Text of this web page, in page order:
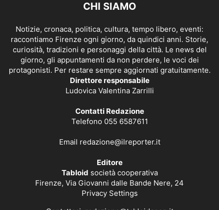
CHI SIAMO
Notizie, cronaca, politica, cultura, tempo libero, eventi:
raccontiamo Firenze ogni giorno, da quindici anni. Storie,
curiosità, tradizioni e personaggi della città. Le news del
giorno, gli appuntamenti da non perdere, le voci dei
protagonisti. Per restare sempre aggiornati gratuitamente.
Direttore responsabile
Ludovica Valentina Zarrilli
Contatti Redazione
Telefono 055 6587611
Email redazione@ilreporter.it
Editore
Tabloid società cooperativa
Firenze, Via Giovanni dalle Bande Nere, 24
Privacy Settings